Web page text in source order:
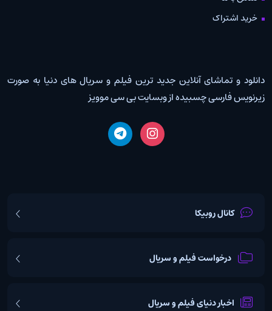
خرید اشتراک
دانلود و تماشای آنلاین جدید ترین فیلم و سریال های دنیا به صورت
زیرنویس فارسی چسبیده از وبسایت بی سی موویز
کانال روبیکا
درخواست فیلم و سریال
اخبار دنیای فیلم و سریال